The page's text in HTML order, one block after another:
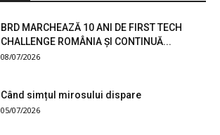
BRD MARCHEAZĂ 10 ANI DE FIRST TECH
CHALLENGE ROMÂNIA ȘI CONTINUĂ...
08/07/2026
Când simțul mirosului dispare
05/07/2026